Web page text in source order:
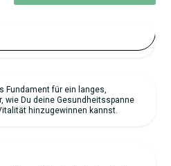
Fundament für ein langes,
wie Du deine Gesundheitsspanne
hinzugewinnen kannst.